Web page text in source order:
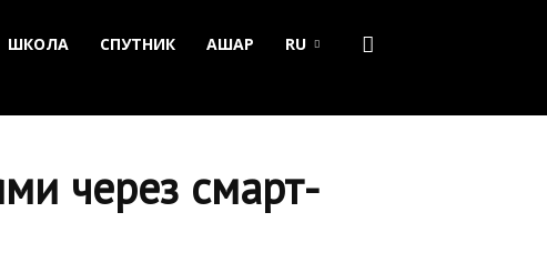
ШКОЛА СПУТНИК АШАР RU
через смарт-